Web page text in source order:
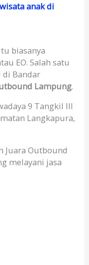
anak di
biasanya
EO. Salah satu
di Bandar
Lampung.
9 Tangkil III
Langkapura,
Juara Outbound
melayani jasa